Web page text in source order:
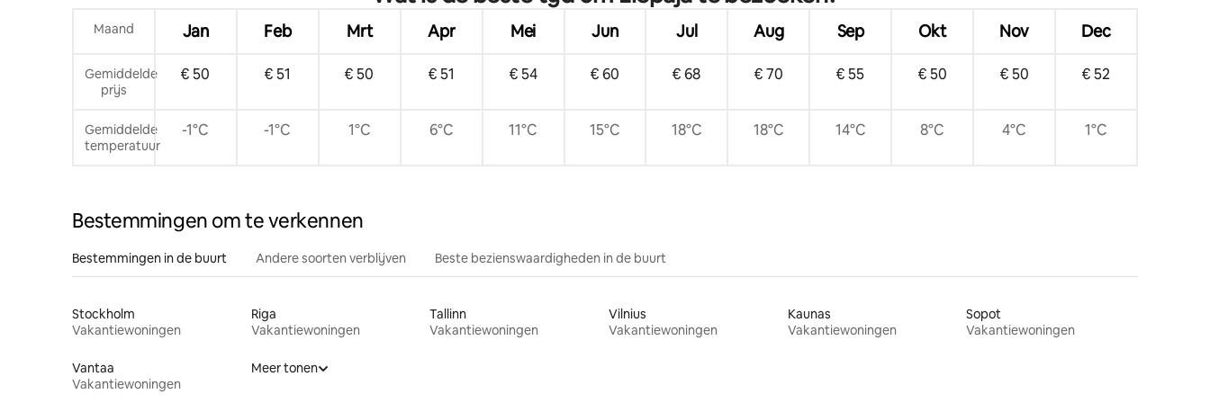
Maand Jan Feb Mrt Apr Mei Jun Jul Aug Sep Okt Nov Dec
Gemiddelde
prijs
€ 50 € 51 € 50 € 51 € 54 € 60 € 68 € 70 € 55 € 50 € 50 € 52
Gemiddelde
temperatuur
-1°C -1°C 1°C 6°C 11°C 15°C 18°C 18°C 14°C 8°C 4°C 1°C
Bestemmingen om te verkennen
Bestemmingen in de buurt Andere soorten verblijven Beste bezienswaardigheden in de buurt
Stockholm
Vakantiewoningen
Riga
Vakantiewoningen
Tallinn
Vakantiewoningen
Vilnius
Vakantiewoningen
Kaunas
Vakantiewoningen
Sopot
Vakantiewoningen
Vantaa
Vakantiewoningen
Meer tonen